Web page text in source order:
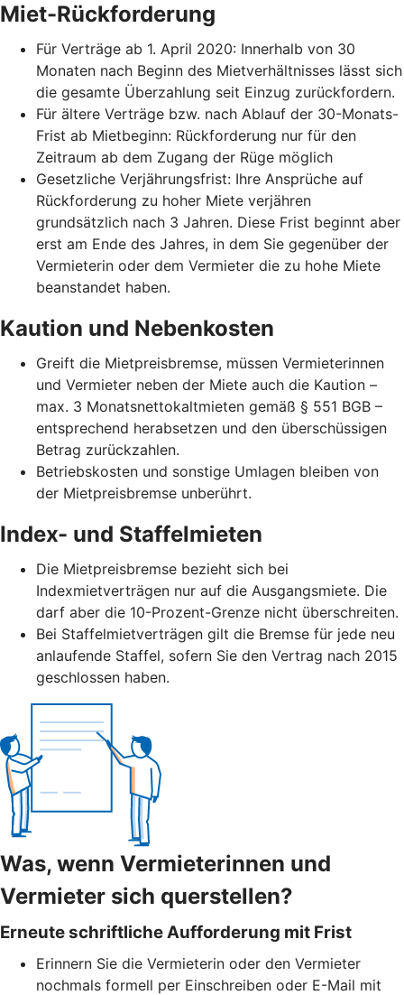
Miet-Rückforderung
Für Verträge ab 1. April 2020: Innerhalb von 30
Monaten nach Beginn des Mietverhältnisses lässt sich
die gesamte Überzahlung seit Einzug zurückfordern.
Für ältere Verträge bzw. nach Ablauf der 30-Monats-
Frist ab Mietbeginn: Rückforderung nur für den
Zeitraum ab dem Zugang der Rüge möglich
Gesetzliche Verjährungsfrist: Ihre Ansprüche auf
Rückforderung zu hoher Miete verjähren
grundsätzlich nach 3 Jahren. Diese Frist beginnt aber
erst am Ende des Jahres, in dem Sie gegenüber der
Vermieterin oder dem Vermieter die zu hohe Miete
beanstandet haben.
Kaution und Nebenkosten
Greift die Mietpreisbremse, müssen Vermieterinnen
und Vermieter neben der Miete auch die Kaution –
max. 3 Monatsnettokaltmieten gemäß § 551 BGB –
entsprechend herabsetzen und den überschüssigen
Betrag zurückzahlen.
Betriebskosten und sonstige Umlagen bleiben von
der Mietpreisbremse unberührt.
Index- und Staffelmieten
Die Mietpreisbremse bezieht sich bei
Indexmietverträgen nur auf die Ausgangsmiete. Die
darf aber die 10-Prozent-Grenze nicht überschreiten.
Bei Staffelmietverträgen gilt die Bremse für jede neu
anlaufende Staffel, sofern Sie den Vertrag nach 2015
geschlossen haben.
Was, wenn Vermieterinnen und
Vermieter sich querstellen?
Erneute schriftliche Aufforderung mit Frist
Erinnern Sie die Vermieterin oder den Vermieter
nochmals formell per Einschreiben oder E-Mail mit